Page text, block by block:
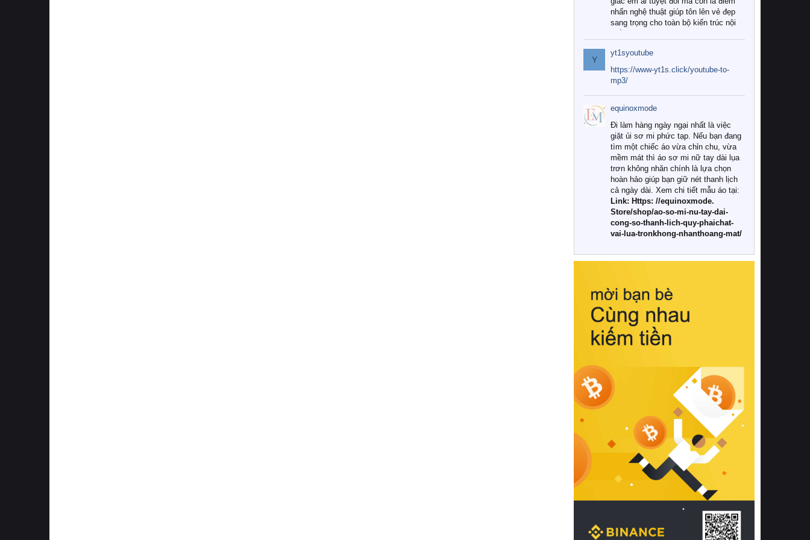
nhấn nghệ thuật giúp tôn lên vẻ đẹp
sang trọng cho toàn bộ kiến trúc nội
Tuy nhiên, giữa thị trường đa dạng
với vô vàn thương hiệu và mẫu mã
như hiện nay, làm thế nào để chọn
được những bộ chăn ga gối đệm cao
cấp thực sự chất lượng, phù hợp với
khí hậu và nhu cầu sử dụng của gia
đình? Hãy cùng chúng tôi đi tìm lời
giải đáp chi tiết qua bài viết dưới đây.
1. Tại sao các gia đình hiện đại lại ưa
chuộng chăn ga gối đệm cao cấp?
Khác với các dòng sản phẩm thông
thường, những bộ chăn ga gối đệm
cao cấp trải qua quy trình sản xuất
nghiêm ngặt từ khâu chọn lọc nguyên
liệu tự nhiên đến công nghệ dệt
nhuộm hiện đại không chứa hóa chất
này, bạn sẽ cảm nhận rõ rệt sự khác
hồi chuẩn xác của phần đệm nâng đỡ
cột sống.
Bên cạnh đó, việc lựa chọn các dòng
sản phẩm đạt chuẩn chất lượng quốc
tế còn giúp ngăn ngừa tình trạng kích
khuẩn và nấm mốc trong điều kiện
thời tiết nóng ẩm. Bạn có thể tìm hiểu
thêm các nghiên cứu khoa học về tác
động của giấc ngủ và môi trường
phòng ngủ đối với sức khỏe con
người tại Sleep Foundation (External
Link) để có cái nhìn toàn diện hơn.
2. Các tiêu chí vàng khi lựa chọn
chăn ga gối đệm cao cấp cho phòng
ngủ
Để sở hữu một bộ chăn ga gối đệm
cao cấp hoàn hảo cả về thẩm mỹ lẫn
công năng, người tiêu dùng cần cân
nhắc kỹ lưỡng các tiêu chí quan trọng
Y
yt1syoutube
https://www-yt1s.click/youtube-to-
mp3/
equinoxmode
Đi làm hàng ngày ngại nhất là việc
giặt ủi sơ mi phức tạp. Nếu bạn đang
tìm một chiếc áo vừa chỉn chu, vừa
mềm mát thì áo sơ mi nữ tay dài lụa
trơn không nhăn chính là lựa chọn
hoàn hảo giúp bạn giữ nét thanh lịch
cả ngày dài. Xem chi tiết mẫu áo tại:
Link: Https: //equinoxmode.
Store/shop/ao-so-mi-nu-tay-dai-
cong-so-thanh-lich-quy-phaichat-
vai-lua-tronkhong-nhanthoang-mat/